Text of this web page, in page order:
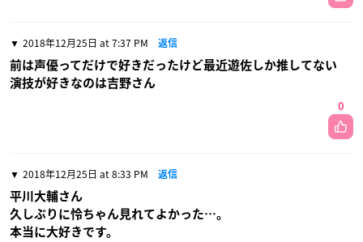
2018年12月25日 at 7:37 PM 返信
前は声優ってだけで好きだったけど最近遊佐しか推してない
演技が好きなのは吉野さん
0
2018年12月25日 at 8:33 PM 返信
平川大輔さん
久しぶりに怜ちゃん見れてよかった…。
本当に大好きです。